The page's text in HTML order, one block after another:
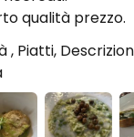
qualità prezzo.
, Piatti,